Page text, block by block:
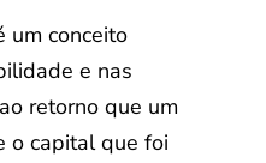
um conceito
e nas
retorno que um
o capital que foi